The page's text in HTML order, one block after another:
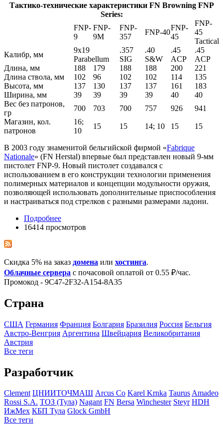
Тактико-технические характеристики FN Browning FNP
Series:
FNP-
9
FNP-
9M
FNP-
357
FNP-40
FNP-
45
FNP-
45
Tactical
Калибр, мм
9x19
Parabellum
.357
SIG
.40
S&W
.45
ACP
.45
ACP
Длина, мм
188 179 188 188 200
221
Длина ствола, мм
102 96 102 102 114
135
Высота, мм
137 130 137 137 161
183
Ширина, мм
39 39 39 39 40
40
Вес без патронов,
гр
700 703 700 757 926
941
Магазин, кол.
патронов
16;
10
15 15 14; 10 15 15
В 2003 году знаменитой бельгийской фирмой «Fabrique
Nationale» (FN Herstal) впервые был представлен новый 9-мм
пистолет FNP-9. Новый пистолет создавался с
использованием в его конструкции технологии применения
полимерных материалов и концепции модульности оружия,
позволяющей использовать дополнительные приспособления
и настраиваться под стрелков с разными размерами ладони.
Подробнее
16414 просмотров
Скидка 5% на заказ домена или хостинга.
Облачные сервера с почасовой оплатой от 0.55 ₽/час.
Промокод - 9C47-2F32-A154-8A35
Страна
США Германия Франция Болгария Бразилия Росcия Бельгия
Австро-Венгрия Аргентина Швейцария Великобритания
Австрия
Все теги
Разработчик
Clement ЦНИИТОЧМАШ Arcus Co Karel Krnka TaurusAmadeo
Rossi S.A. ТОЗ (Тула) Nagant FN Bersa Winchester Steyr HDH
ИжМех КБП Тула Glock GmbH
Все теги